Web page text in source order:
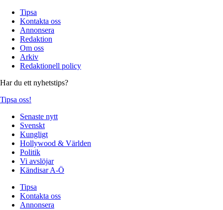
Tipsa
Kontakta oss
Annonsera
Redaktion
Om oss
Arkiv
Redaktionell policy
Har du ett nyhetstips?
Tipsa oss!
Senaste nytt
Svenskt
Kungligt
Hollywood & Världen
Politik
Vi avslöjar
Kändisar A-Ö
Tipsa
Kontakta oss
Annonsera